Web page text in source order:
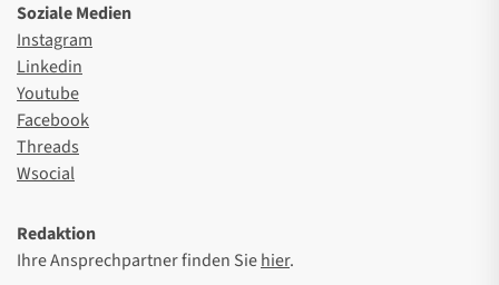
Soziale Medien
Instagram
Linkedin
Youtube
Facebook
Threads
Wsocial
Redaktion
Ihre Ansprechpartner finden Siehier.